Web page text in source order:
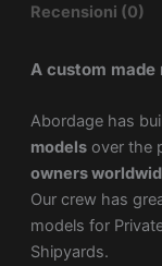
Recensioni (0)
A custom made
Abordage has
modelsover the
owners
Our crew has
models for
Shipyards.